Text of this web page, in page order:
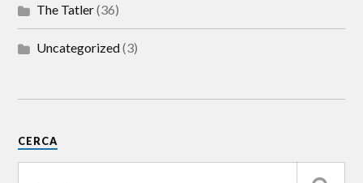
The Tatler(36)
Uncategorized(3)
CERCA